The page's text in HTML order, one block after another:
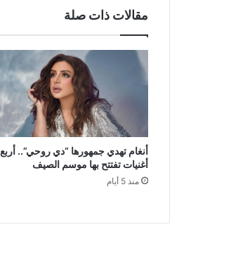
مقالات ذات صلة
أنغام تهدي جمهورها “دي روحي”.. أربع
أغنيات تفتتح بها موسم الصيف
منذ 5 أيام